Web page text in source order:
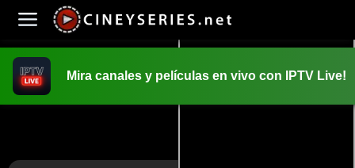
Mira canales y películas en vivo con IPTV Live!